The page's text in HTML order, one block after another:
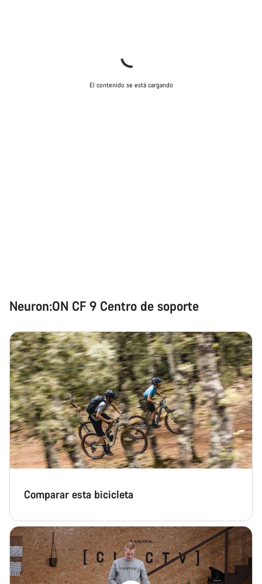
El contenido se está cargando
Neuron:ON CF 9 Centro de soporte
Comparar esta bicicleta